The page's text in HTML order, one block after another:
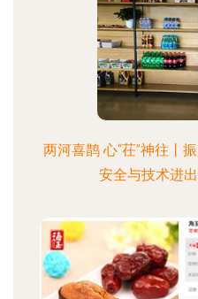
两河喜鹊 心“茌”神往丨
安全与技术进